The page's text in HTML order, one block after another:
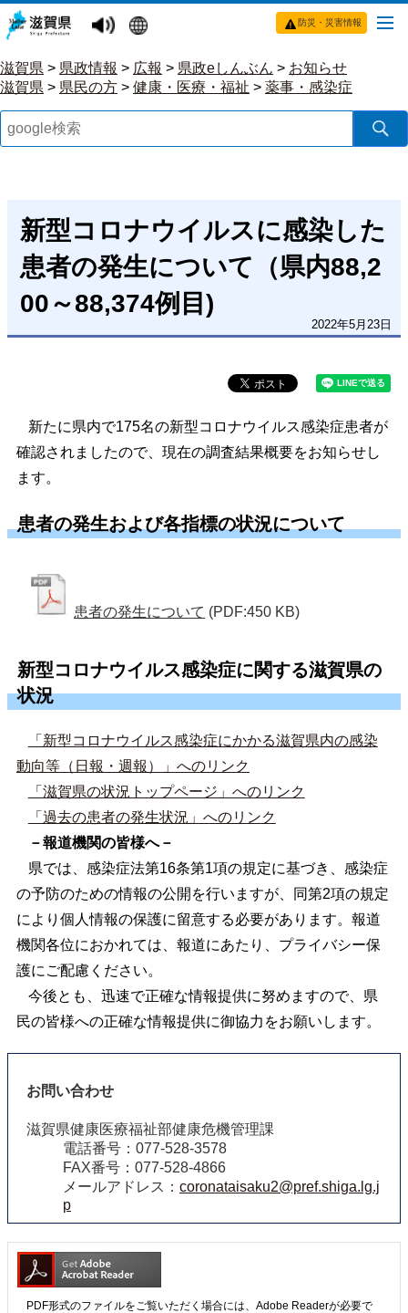
防災・災害情報
滋賀県 > 県政情報 > 広報 > 県政eしんぶん > お知らせ
滋賀県 > 県民の方 > 健康・医療・福祉 > 薬事・感染症
新型コロナウイルスに感染した
患者の発生について（県内88,2
00～88,374例目)
2022年5月23日
新たに県内で175名の新型コロナウイルス感染症患者が
確認されましたので、現在の調査結果概要をお知らせし
ます。
患者の発生および各指標の状況について
患者の発生について (PDF:450 KB)
新型コロナウイルス感染症に関する滋賀県の
状況
「新型コロナウイルス感染症にかかる滋賀県内の感染
動向等（日報・週報）」へのリンク
「滋賀県の状況トップページ」へのリンク
「過去の患者の発生状況」へのリンク
－報道機関の皆様へ－
県では、感染症法第16条第1項の規定に基づき、感染症
の予防のための情報の公開を行いますが、同第2項の規定
により個人情報の保護に留意する必要があります。報道
機関各位におかれては、報道にあたり、プライバシー保
護にご配慮ください。
今後とも、迅速で正確な情報提供に努めますので、県
民の皆様への正確な情報提供に御協力をお願いします。
お問い合わせ
滋賀県健康医療福祉部健康危機管理課
電話番号：077-528-3578
FAX番号：077-528-4866
メールアドレス： coronataisaku2@pref.shiga.lg.j
p
PDF形式のファイルをご覧いただく場合には、Adobe Readerが必要で